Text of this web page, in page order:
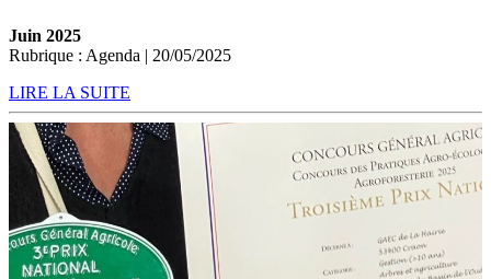
Juin 2025
Rubrique : Agenda | 20/05/2025
LIRE LA SUITE